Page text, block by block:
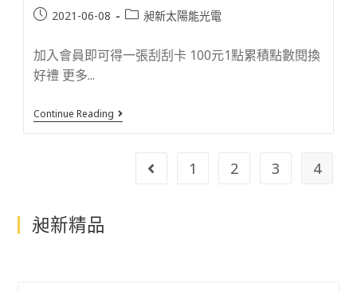
2021-06-08 昶新太陽能光電
加入會員即可得一張刮刮卡 100元1點累積點數閱換
好禮 更多...
Continue Reading
1 2 3 4
昶新精品